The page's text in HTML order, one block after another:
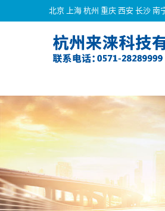
北京 上海 杭州 重庆 西安 长沙 南